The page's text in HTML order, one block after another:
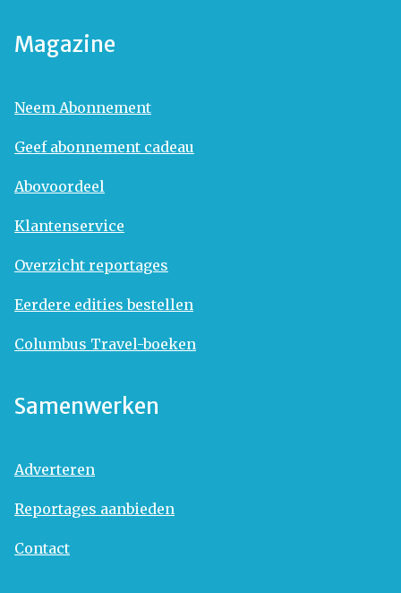
Magazine
Neem Abonnement
Geef abonnement cadeau
Abovoordeel
Klantenservice
Overzicht reportages
Eerdere edities bestellen
Columbus Travel-boeken
Samenwerken
Adverteren
Reportages aanbieden
Contact